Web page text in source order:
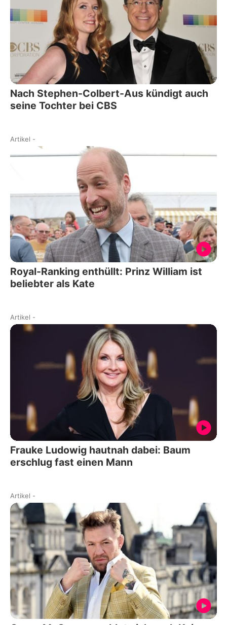
Nach Stephen-Colbert-Aus kündigt auch
seine Tochter bei CBS
Artikel -
Royal-Ranking enthüllt: Prinz William ist
beliebter als Kate
Artikel -
Frauke Ludowig hautnah dabei: Baum
erschlug fast einen Mann
Artikel -